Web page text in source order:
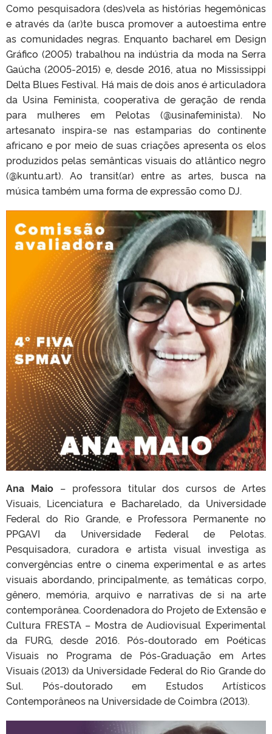
Como pesquisadora (des)vela as histórias hegemônicas
e através da (ar)te busca promover a autoestima entre
as comunidades negras. Enquanto bacharel em Design
Gráfico (2005) trabalhou na indústria da moda na Serra
Gaúcha (2005-2015) e, desde 2016, atua no Mississippi
Delta Blues Festival. Há mais de dois anos é articuladora
da Usina Feminista, cooperativa de geração de renda
para mulheres em Pelotas (@usinafeminista). No
artesanato inspira-se nas estamparias do continente
africano e por meio de suas criações apresenta os elos
produzidos pelas semânticas visuais do atlântico negro
(@kuntu.art). Ao transit(ar) entre as artes, busca na
música também uma forma de expressão como DJ.
Ana Maio– professora titular dos cursos de Artes
Visuais, Licenciatura e Bacharelado, da Universidade
Federal do Rio Grande, e Professora Permanente no
PPGAVI da Universidade Federal de Pelotas.
Pesquisadora, curadora e artista visual investiga as
convergências entre o cinema experimental e as artes
visuais abordando, principalmente, as temáticas corpo,
gênero, memória, arquivo e narrativas de si na arte
contemporânea. Coordenadora do Projeto de Extensão e
Cultura FRESTA – Mostra de Audiovisual Experimental
da FURG, desde 2016. Pós-doutorado em Poéticas
Visuais no Programa de Pós-Graduação em Artes
Visuais (2013) da Universidade Federal do Rio Grande do
Sul. Pós-doutorado em Estudos Artísticos
Contemporâneos na Universidade de Coimbra (2013).